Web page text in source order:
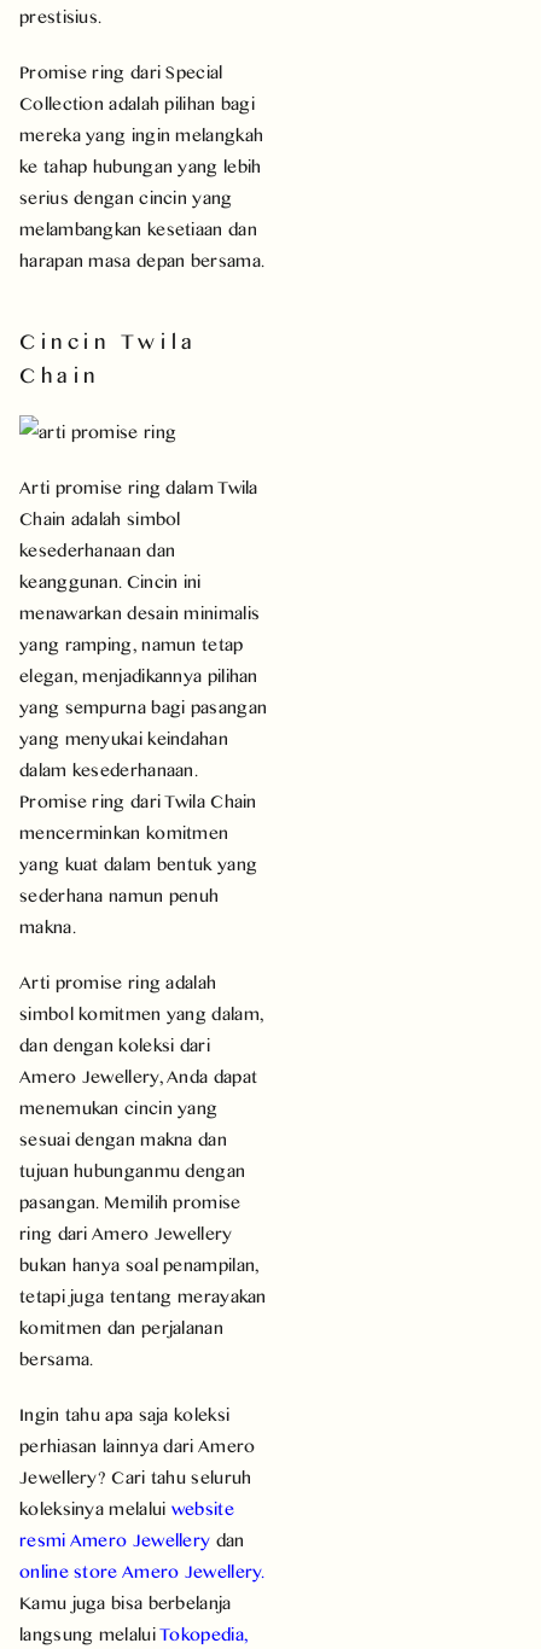
prestisius.
Promise ring dari Special
Collection adalah pilihan bagi
mereka yang ingin melangkah
ke tahap hubungan yang lebih
serius dengan cincin yang
melambangkan kesetiaan dan
harapan masa depan bersama.
Cincin Twila
Chain
Arti promise ring dalam Twila
Chain adalah simbol
kesederhanaan dan
keanggunan. Cincin ini
menawarkan desain minimalis
yang ramping, namun tetap
elegan, menjadikannya pilihan
yang sempurna bagi pasangan
yang menyukai keindahan
dalam kesederhanaan.
Promise ring dari Twila Chain
mencerminkan komitmen
yang kuat dalam bentuk yang
sederhana namun penuh
makna.
Arti promise ring adalah
simbol komitmen yang dalam,
dan dengan koleksi dari
Amero Jewellery, Anda dapat
menemukan cincin yang
sesuai dengan makna dan
tujuan hubunganmu dengan
pasangan. Memilih promise
ring dari Amero Jewellery
bukan hanya soal penampilan,
tetapi juga tentang merayakan
komitmen dan perjalanan
bersama.
Ingin tahu apa saja koleksi
perhiasan lainnya dari Amero
Jewellery? Cari tahu seluruh
koleksinya melalui website
resmi Amero Jewellery dan
online store Amero Jewellery.
Kamu juga bisa berbelanja
langsung melaluiTokopedia,